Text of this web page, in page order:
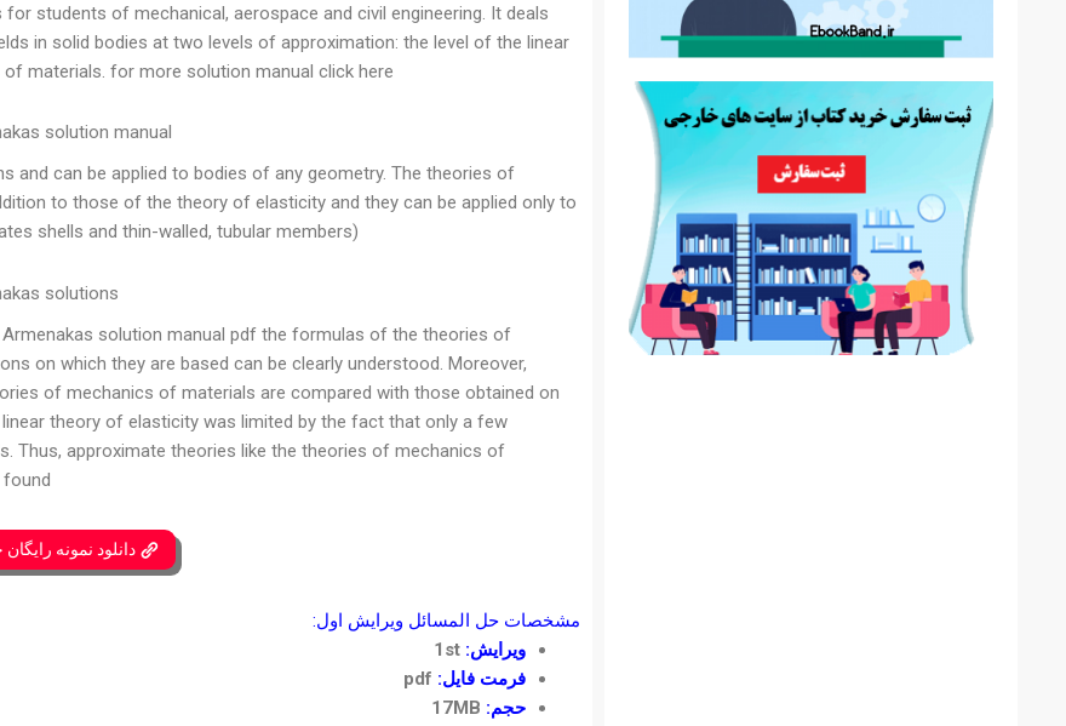
students of mechanical, aerospace and civil engineering. It deals
in solid bodies at two levels of approximation: the level of the linear
materials. for more solution manual click here.
solution manual
and can be applied to bodies of any geometry. The theories of
to those of the theory of elasticity and they can be applied only to
shells and thin-walled, tubular members).
solutions
solution manual pdf the formulas of the theories of
on which they are based can be clearly understood. Moreover,
of mechanics of materials are compared with those obtained on
theory of elasticity was limited by the fact that only a few
Thus, approximate theories like the theories of mechanics of
دانلود نمونه
مشخصات حل المسائل ویرایش اول:
ویرایش: 1st
فرمت فایل:
حجم: